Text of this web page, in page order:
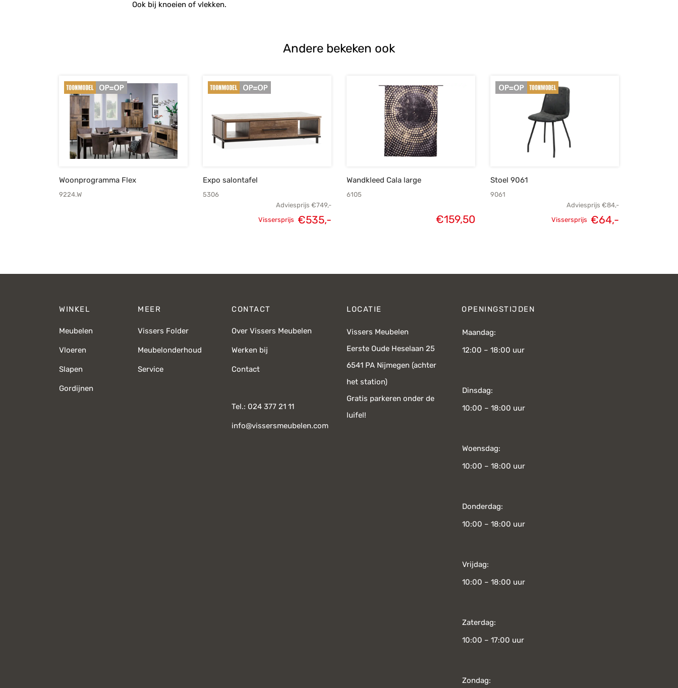
Ook bij knoeien of vlekken.
Andere bekeken ook
Woonprogramma Flex
9224.W
Expo salontafel
5306
Adviesprijs €749,-
Vissersprijs €535,-
Wandkleed Cala large
6105
€159,50
Stoel 9061
9061
Adviesprijs €84,-
Vissersprijs €64,-
WINKEL
Meubelen
Vloeren
Slapen
Gordijnen
MEER
Vissers Folder
Meubelonderhoud
Service
CONTACT
Over Vissers Meubelen
Werken bij
Contact
Tel.: 024 377 21 11
info@vissersmeubelen.com
LOCATIE
Vissers Meubelen
Eerste Oude Heselaan 25
6541 PA Nijmegen (achter
het station)
Gratis parkeren onder de
luifel!
OPENINGSTIJDEN
Maandag:
12:00 – 18:00 uur
Dinsdag:
10:00 – 18:00 uur
Woensdag:
10:00 – 18:00 uur
Donderdag:
10:00 – 18:00 uur
Vrijdag:
10:00 – 18:00 uur
Zaterdag:
10:00 – 17:00 uur
Zondag: